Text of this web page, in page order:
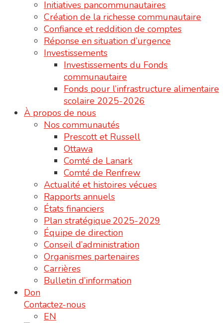
Initiatives pancommunautaires
Création de la richesse communautaire
Confiance et reddition de comptes
Réponse en situation d’urgence
Investissements
Investissements du Fonds
communautaire
Fonds pour l’infrastructure alimentaire
scolaire 2025-2026
À propos de nous
Nos communautés
Prescott et Russell
Ottawa
Comté de Lanark
Comté de Renfrew
Actualité et histoires vécues
Rapports annuels
États financiers
Plan stratégique 2025-2029
Équipe de direction
Conseil d’administration
Organismes partenaires
Carrières
Bulletin d’information
Don
Contactez-nous
EN